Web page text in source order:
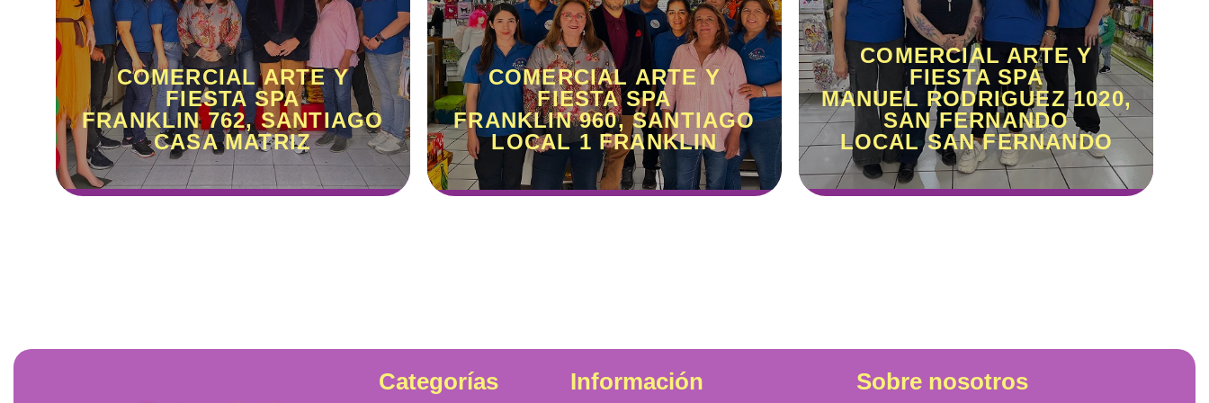
COMERCIAL ARTE Y
FIESTA SPA
FRANKLIN 762, SANTIAGO
CASA MATRIZ
COMERCIAL ARTE Y
FIESTA SPA
FRANKLIN 960, SANTIAGO
LOCAL 1 FRANKLIN
COMERCIAL ARTE Y
FIESTA SPA
MANUEL RODRIGUEZ 1020,
SAN FERNANDO
LOCAL SAN FERNANDO
Categorías Información Sobre nosotros